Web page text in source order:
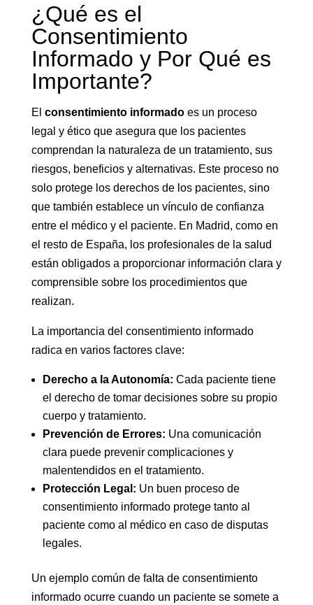
¿Qué es el
Consentimiento
Informado y Por Qué es
Importante?
El consentimiento informadoes un proceso
legal y ético que asegura que los pacientes
comprendan la naturaleza de un tratamiento, sus
riesgos, beneficios y alternativas. Este proceso no
solo protege los derechos de los pacientes, sino
que también establece un vínculo de confianza
entre el médico y el paciente. En Madrid, como en
el resto de España, los profesionales de la salud
están obligados a proporcionar información clara y
comprensible sobre los procedimientos que
realizan.
La importancia del consentimiento informado
radica en varios factores clave:
Derecho a la Autonomía: Cada paciente tiene
el derecho de tomar decisiones sobre su propio
cuerpo y tratamiento.
Prevención de Errores: Una comunicación
clara puede prevenir complicaciones y
malentendidos en el tratamiento.
Protección Legal: Un buen proceso de
consentimiento informado protege tanto al
paciente como al médico en caso de disputas
legales.
Un ejemplo común de falta de consentimiento
informado ocurre cuando un paciente se somete a